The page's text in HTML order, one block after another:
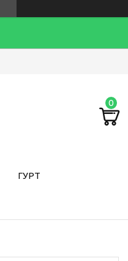
ГУРТ